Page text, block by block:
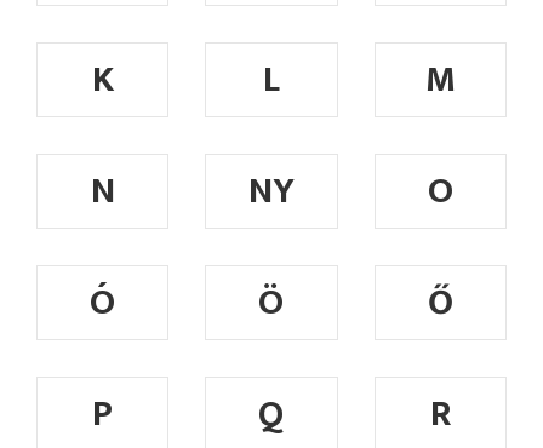
K
L
M
N
NY
O
Ó
Ö
Ő
P
Q R